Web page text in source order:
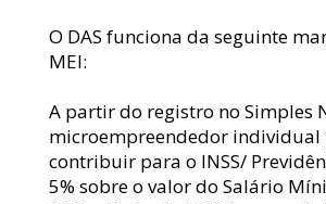
O DAS funciona da seguinte
MEI:
A partir do registro no Simples
microempreendedor individual
contribuir para o INSS/
5% sobre o valor do Salário